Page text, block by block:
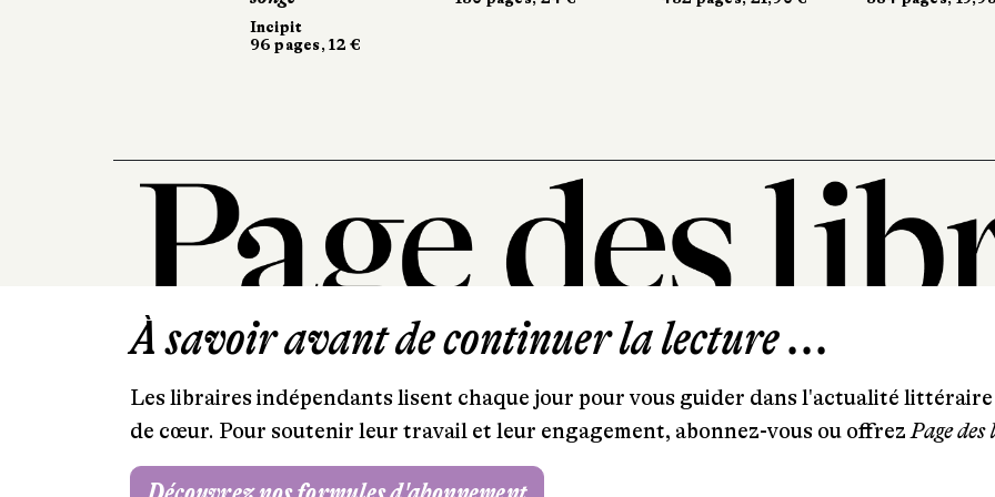
Incipit
96 pages, 12 €
101, rue Saint-Lazare
T. 01 44 41 97 20
À savoir avant de continuer la lecture ...
Les libraires indépendants lisent chaque jour pour vous guider dans l'actualité
de cœur. Pour soutenir leur travail et leur engagement, abonnez-vous ou offrezPage